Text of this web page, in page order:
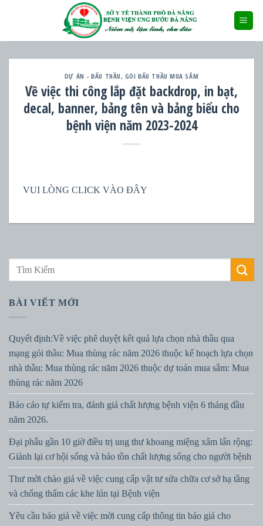
DỰ ÁN - ĐẤU THẦU, GÓI ĐẤU THẦU MUA SẮM
Về việc thi công lắp đặt backdrop, in bạt,
decal, banner, bảng tên và bảng biểu cho
bệnh viện năm 2023-2024
VUI LÒNG CLICK VÀO ĐÂY
BÀI VIẾT MỚI
Quyết định:Về việc phê duyệt kết quả lựa chọn nhà thầu qua
mạng gói thầu: Mua thùng rác năm 2026 thuộc kế hoạch lựa chọn
nhà thầu: Mua thùng rác năm 2026 thuộc dự toán mua sắm: Mua
thùng rác năm 2026
Báo cáo tự kiểm tra, đánh giá chất lượng bệnh viện 6 tháng đầu
năm 2026.
Đại phẫu gần 10 giờ điều trị ung thư khoang miệng xâm lấn rộng:
Giành lại cơ hội sống và bảo tồn chất lượng sống cho người bệnh
Thư mời chào giá về việc cung cấp vật tư sửa chữa cơ sở hạ tầng
và chống thấm các khe lún tại Bệnh viện
Yêu cầu báo giá về việc mời cung cấp thông tin báo giá cho